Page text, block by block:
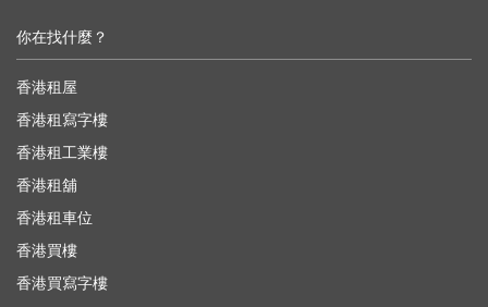
你在找什麼？
香港租屋
香港租寫字樓
香港租工業樓
香港租舖
香港租車位
香港買樓
香港買寫字樓